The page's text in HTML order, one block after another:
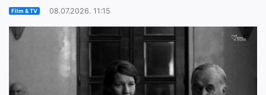
Film & TV 08.07.2026. 11:15